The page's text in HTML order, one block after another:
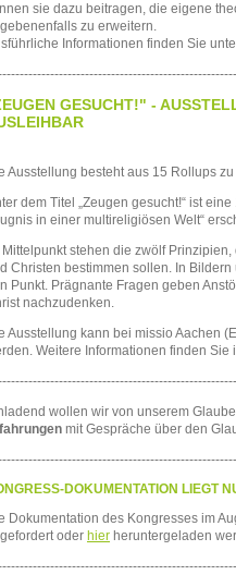
sie dazu beitragen, die eigene
zu erweitern.
Informationen finden Sie
GESUCHT!" -
Ausstellung besteht aus 15 Rollups
dem Titel „Zeugen gesucht!“ ist
in einer multireligiösen Welt“
Mittelpunkt stehen die zwölf
Christen bestimmen sollen. In
Punkt. Prägnante Fragen geben
nachzudenken.
Ausstellung kann bei missio Aachen
Weitere Informationen finden Sie
wollen wir von unserem
mit Gespräche über den
DOKUMENTATION LIEGT
Dokumentation des Kongresses im
oder hier heruntergeladen